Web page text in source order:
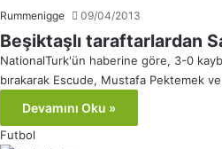
Rummenigge 09/04/2013
Beşiktaşlı taraftarlardan
NationalTurk'ün haberine göre, 3-0
bırakarak Escude, Mustafa Pektemek
Devamını Oku »
Futbol